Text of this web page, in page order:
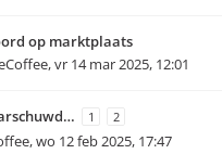
op marktplaats
,vr 14 mar 2025, 12:01
1 2
,wo 12 feb 2025, 17:47